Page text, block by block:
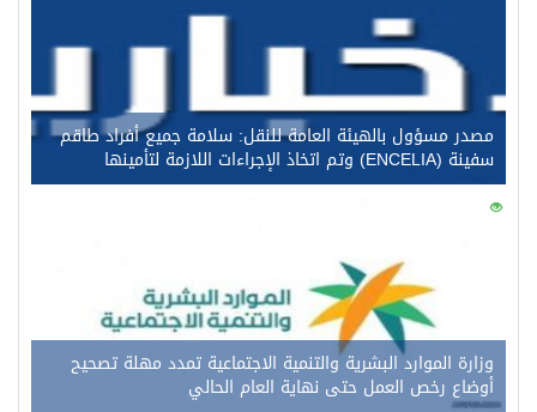
مصدر مسؤول بالهيئة العامة للنقل: سلامة جميع أفراد طاقم
سفينة (ENCELIA) وتم اتخاذ الإجراءات اللازمة لتأمينها
117
وزارة الموارد البشرية والتنمية الاجتماعية تمدد مهلة تصحيح
أوضاع رخص العمل حتى نهاية العام الحالي